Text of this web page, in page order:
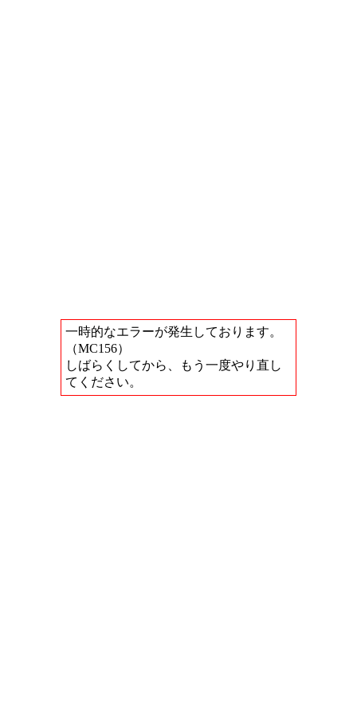
一時的なエラーが発生しております。
（MC156）
しばらくしてから、もう一度やり直し
てください。